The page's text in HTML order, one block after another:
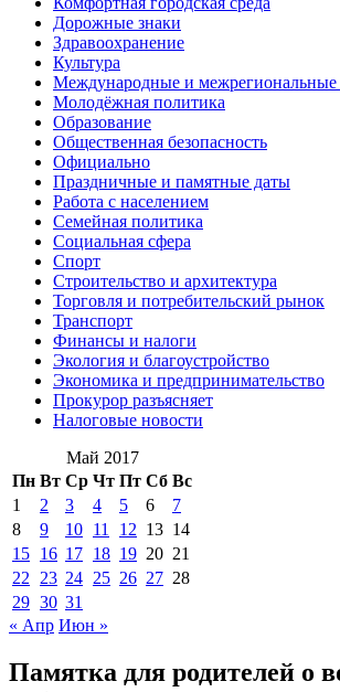
Дорожные знаки
Здравоохранение
Культура
Международные и межрегиональные
Молодёжная политика
Образование
Общественная безопасность
Официально
Праздничные и памятные даты
Работа с населением
Семейная политика
Социальная сфера
Спорт
Строительство и архитектура
Торговля и потребительский рынок
Транспорт
Финансы и налоги
Экология и благоустройство
Экономика и предпринимательство
Прокурор разъясняет
Налоговые новости
Май 2017
Пн Вт Ср Чт Пт Сб Вс
1
2 3 4 5 6
7
8
9 10 11 12 13 14
15 16 17 18 19 20 21
22
23 24 25 26 27 28
29 30 31
« Апр Июн »
Памятка для родителей о